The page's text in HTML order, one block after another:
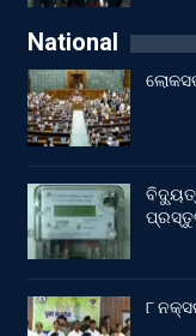
National
ବିଦ୍ୟୁତ୍
୮